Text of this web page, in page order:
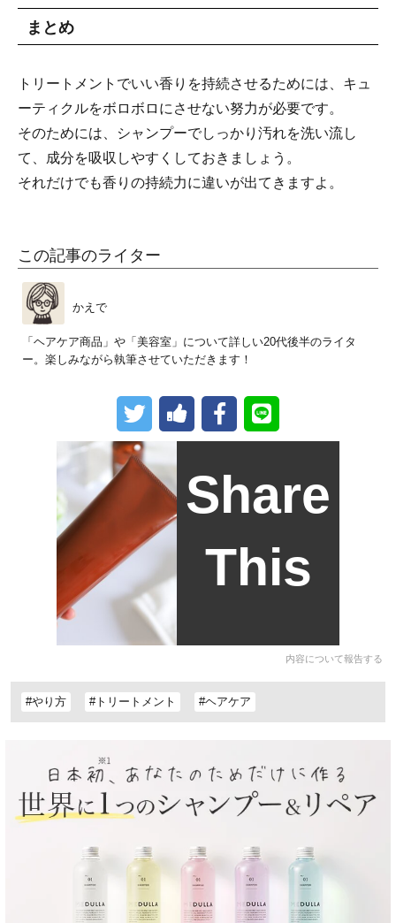
まとめ
トリートメントでいい香りを持続させるためには、キュ
ーティクルをボロボロにさせない努力が必要です。
そのためには、シャンプーでしっかり汚れを洗い流し
て、成分を吸収しやすくしておきましょう。
それだけでも香りの持続力に違いが出てきますよ。
この記事のライター
かえで
「ヘアケア商品」や「美容室」について詳しい20代後半のライタ
ー。楽しみながら執筆させていただきます！
Share
This
内容について報告する
#やり方 #トリートメント #ヘアケア